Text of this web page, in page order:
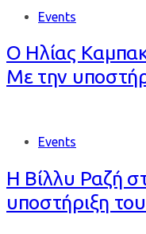
Events
Ο Ηλίας
Με την
Events
Η Βίλλυ Ραζή
υποστήριξη